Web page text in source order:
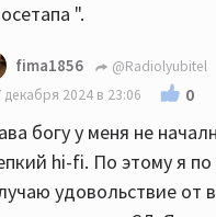
".
fima1856
@Radiolyubitel
декабря 2024 в 23:06
0
богу у меня не
hi-fi. По этому я
удовольствие от